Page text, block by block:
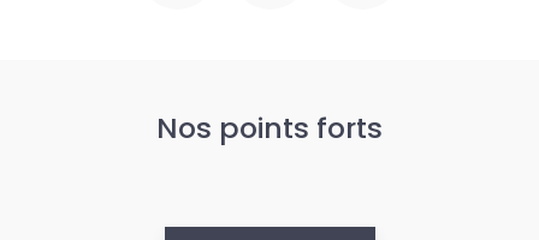
Nos points forts